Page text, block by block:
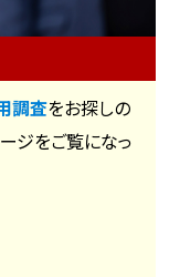
調査をお探しの
ジをご覧になっ